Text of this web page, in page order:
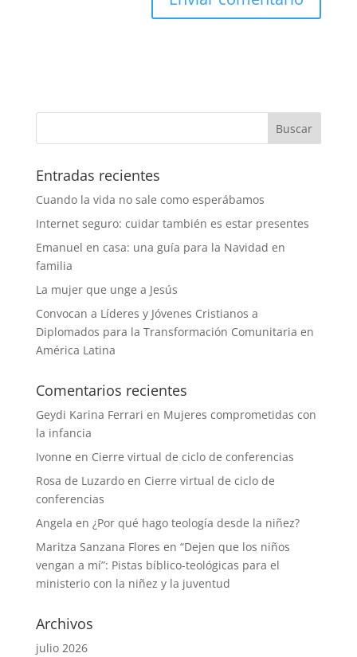
Entradas recientes
Cuando la vida no sale como esperábamos
Internet seguro: cuidar también es estar presentes
Emanuel en casa: una guía para la Navidad en
familia
La mujer que unge a Jesús
Convocan a Líderes y Jóvenes Cristianos a
Diplomados para la Transformación Comunitaria en
América Latina
Comentarios recientes
Geydi Karina Ferrari en Mujeres comprometidas con
la infancia
Ivonne en Cierre virtual de ciclo de conferencias
Rosa de Luzardoen Cierre virtual de ciclo de
conferencias
Angela en ¿Por qué hago teología desde la niñez?
Maritza Sanzana Flores en “Dejen que los niños
vengan a mí”: Pistas bíblico-teológicas para el
ministerio con la niñez y la juventud
Archivos
julio 2026